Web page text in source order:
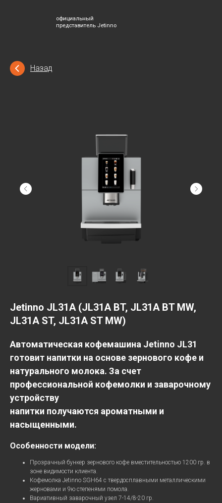
представитель Jetinno
Назад
Jetinno JL31A (JL31A BT, JL31A BT MW,
JL31A ST, JL31A ST MW)
Автоматическая кофемашина Jetinno JL31
готовит напитки на основе зернового кофе и
натурального молока. За счет
профессиональной кофемолки и заварочному
устройству
напитки получаются ароматными и
насыщенными.
Особенности модели:
Прозрачный бункер зернового кофе вместительностью 1200 гр. в
зоне видимости клиента.
Кофемолка Jetinno SGH64 с твердосплавными металлическими
жерновами и 9ю степенями помола.
Вариативный заварочный узел 7-14/8-20 гр.